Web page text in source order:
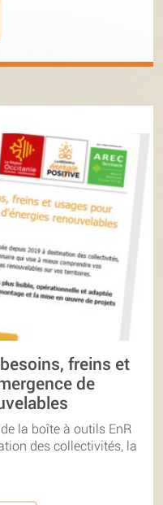
freins et
de
la boîte à outils EnR
des collectivités, la